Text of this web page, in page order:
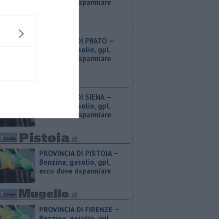
ecco dove risparmiare
PROVINCIA DI PRATO — ​
Benzina, gasolio, gpl,
ecco dove risparmiare
PROVINCIA DI SIENA — ​
Benzina, gasolio, gpl,
ecco dove risparmiare
PROVINCIA DI PISTOIA — ​
Benzina, gasolio, gpl,
ecco dove risparmiare
PROVINCIA DI FIRENZE — ​